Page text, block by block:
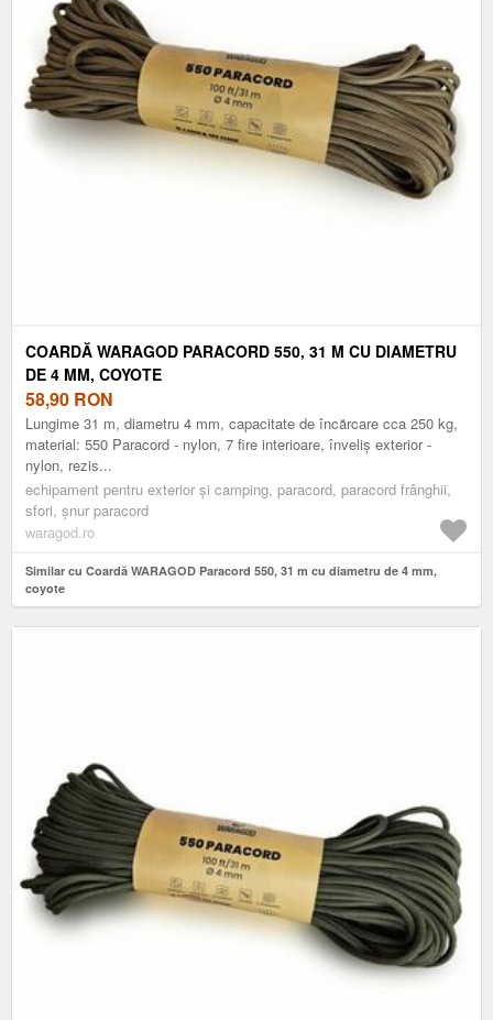
COARDĂ WARAGOD PARACORD 550, 31 M CU DIAMETRU
DE 4 MM, COYOTE
58,90 RON
Lungime 31 m, diametru 4 mm, capacitate de încărcare cca 250 kg,
material: 550 Paracord - nylon, 7 fire interioare, înveliș exterior -
nylon, rezis...
echipament pentru exterior și camping, paracord, paracord frânghii,
sfori, șnur paracord
waragod.ro
Similar cu Coardă WARAGOD Paracord 550, 31 m cu diametru de 4 mm,
coyote